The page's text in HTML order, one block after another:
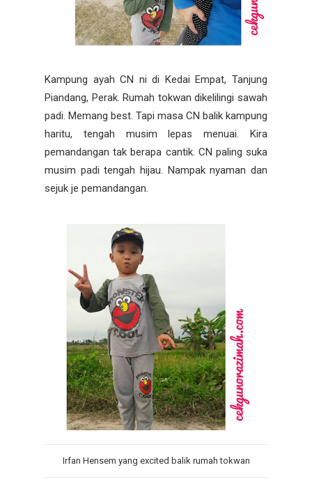
Kampung ayah CN ni di Kedai Empat, Tanjung
Piandang, Perak. Rumah tokwan dikelilingi sawah
padi. Memang best. Tapi masa CN balik kampung
haritu, tengah musim lepas menuai. Kira
pemandangan tak berapa cantik. CN paling suka
musim padi tengah hijau. Nampak nyaman dan
sejuk je pemandangan.
Irfan Hensem yang excited balik rumah tokwan